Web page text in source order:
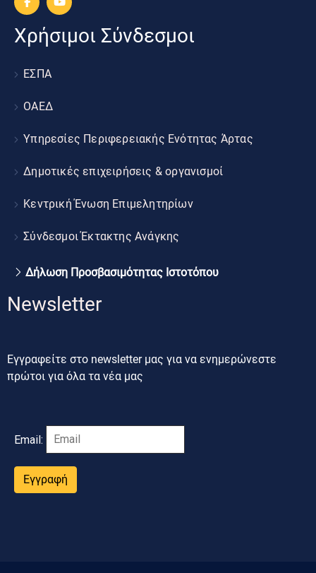
Χρήσιμοι Σύνδεσμοι
ΕΣΠΑ
ΟΑΕΔ
Υπηρεσίες Περιφερειακής Ενότητας Άρτας
Δημοτικές επιχειρήσεις & οργανισμοί
Κεντρική Ένωση Επιμελητηρίων
Σύνδεσμοι Έκτακτης Ανάγκης
Δήλωση Προσβασιμότητας Ιστοτόπου
Newsletter
Εγγραφείτε στο newsletter μας για να ενημερώνεστε
πρώτοι για όλα τα νέα μας
Email:
Εγγραφή